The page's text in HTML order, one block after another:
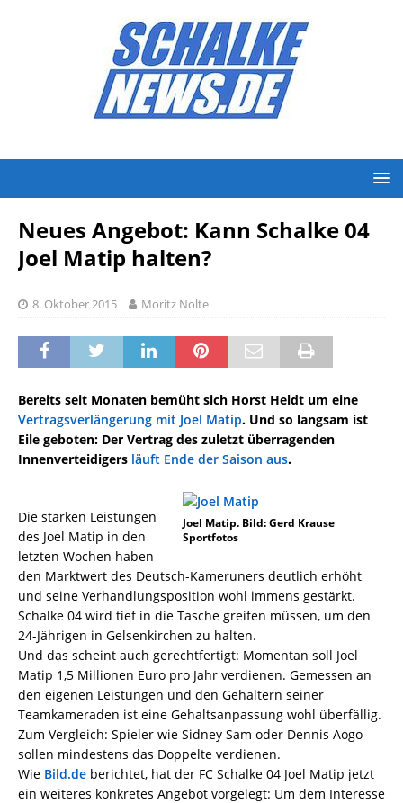
Neues Angebot: Kann Schalke 04
Joel Matip halten?
8. Oktober 2015 Moritz Nolte
Bereits seit Monaten bemüht sich Horst Heldt um eine
Vertragsverlängerung mit Joel Matip. Und so langsam ist
Eile geboten: Der Vertrag des zuletzt überragenden
Innenverteidigers läuft Ende der Saison aus.
Joel Matip. Bild: Gerd Krause
Sportfotos
Die starken Leistungen
des Joel Matip in den
letzten Wochen haben
den Marktwert des Deutsch-Kameruners deutlich erhöht
und seine Verhandlungsposition wohl immens gestärkt.
Schalke 04 wird tief in die Tasche greifen müssen, um den
24-Jährigen in Gelsenkirchen zu halten.
Und das scheint auch gerechtfertigt: Momentan soll Joel
Matip 1,5 Millionen Euro pro Jahr verdienen. Gemessen an
den eigenen Leistungen und den Gehältern seiner
Teamkameraden ist eine Gehaltsanpassung wohl überfällig.
Zum Vergleich: Spieler wie Sidney Sam oder Dennis Aogo
sollen mindestens das Doppelte verdienen.
Wie Bild.de berichtet, hat der FC Schalke 04 Joel Matip jetzt
ein weiteres konkretes Angebot vorgelegt: Um dem Interesse